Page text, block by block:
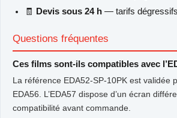
🧾
Devis sous 24 h — tarifs
Questions fréquentes
Ces films sont-ils compatibles avec
La référence EDA52-SP-10PK est validée
EDA56. L’EDA57 dispose d’un écran
compatibilité avant commande.